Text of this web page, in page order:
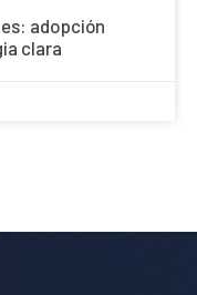
adopción
clara